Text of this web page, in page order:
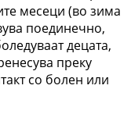
месеци (во зима
поединечно,
децата,
преку
со болен или